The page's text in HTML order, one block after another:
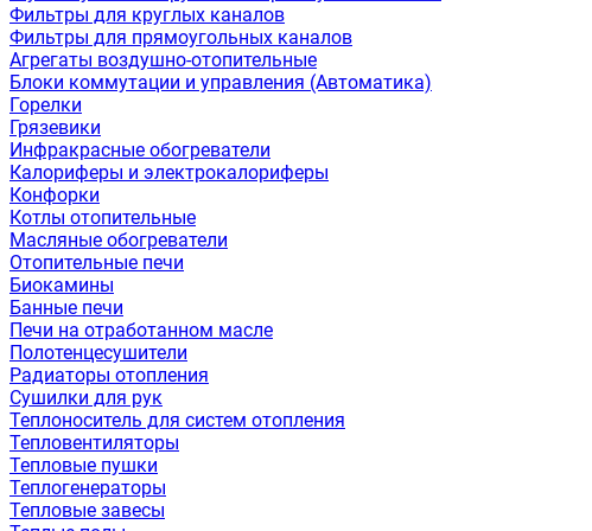
Фильтры для круглых каналов
Фильтры для прямоугольных каналов
Агрегаты воздушно-отопительные
Блоки коммутации и управления (Автоматика)
Горелки
Грязевики
Инфракрасные обогреватели
Калориферы и электрокалориферы
Конфорки
Котлы отопительные
Масляные обогреватели
Отопительные печи
Биокамины
Банные печи
Печи на отработанном масле
Полотенцесушители
Радиаторы отопления
Сушилки для рук
Теплоноситель для систем отопления
Тепловентиляторы
Тепловые пушки
Теплогенераторы
Тепловые завесы